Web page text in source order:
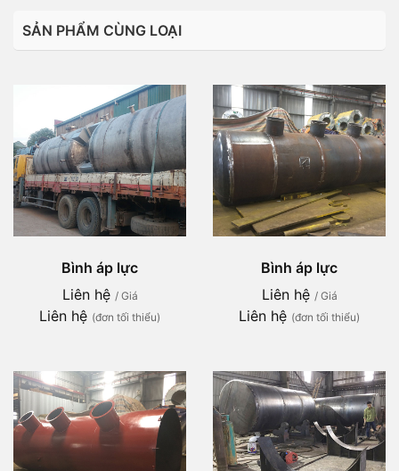
SẢN PHẨM CÙNG LOẠI
Bình áp lực
Liên hệ / Giá
Liên hệ (đơn tối thiểu)
Bình áp lực
Liên hệ / Giá
Liên hệ (đơn tối thiểu)